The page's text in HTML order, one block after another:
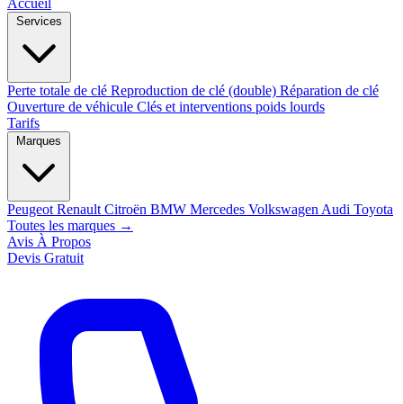
Accueil
Perte totale de clé Reproduction de clé (double) Réparation de clé
Ouverture de véhicule Clés et interventions poids lourds
Tarifs
Peugeot Renault Citroën BMW Mercedes Volkswagen Audi Toyota
Toutes les marques →
Avis À Propos
Devis Gratuit